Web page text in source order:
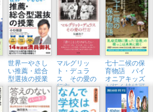
くる
世界一やさし
い推薦・総合
型選抜の授業
マルグリッ
ト・デュラ
ス その愛の
行方
七十二候の保
育物語 パイ
オニアキッズ
が拓く持続可
能な未来